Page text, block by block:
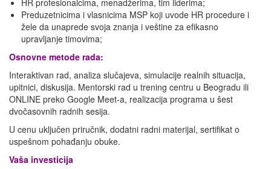
HR profesionalcima, menadžerima, tim liderima;
Preduzetnicima i vlasnicima MSP koji uvode HR procedure i
žele da unaprede svoja znanja i veštine za efikasno
upravljanje timovima;
Osnovne metode rada:
Interaktivan rad, analiza slučajeva, simulacije realnih situacija,
upitnici, diskusija. Mentorski rad u trening centru u Beogradu ili
ONLINE preko Google Meet-a, realizacija programa u šest
dvočasovnih radnih sesija.
U cenu uključen priručnik, dodatni radni materijal, sertifikat o
uspešnom pohađanju obuke.
Vaša investicija